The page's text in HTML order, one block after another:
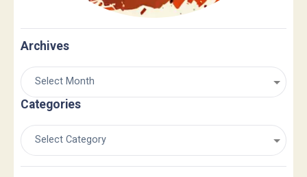
Archives
Categories